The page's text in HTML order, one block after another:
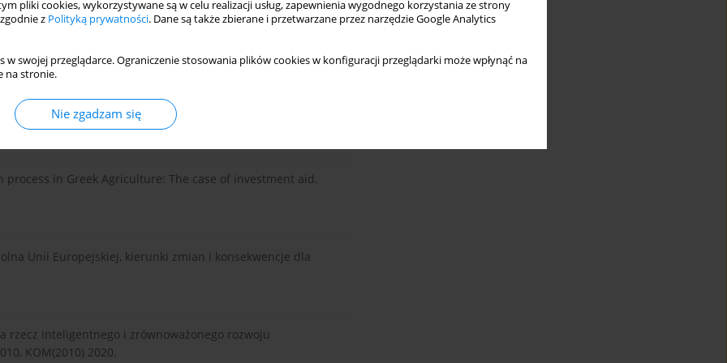
pliki cookies, wykorzystywane są w celu realizacji usług, zapewnienia wygodnego korzystania ze strony
z Polityką prywatności. Dane są także zbierane i przetwarzane przez narzędzie Google Analytics
w swojej przeglądarce. Ograniczenie stosowania plików cookies w konfiguracji przeglądarki może wpłynąć na
na stronie.
Nie zgadzam się
A., Wasilewska, A., Wasilewski, A. (2008). Rola instytucji w
gospodarstw rolniczych w opinii zarządzających.
Rynki Finansowe, Ubezpieczenia, 2(74), 83-91.
process in Greek Agriculture: The case of investment aid.
Unii Europejskiej, kierunki zmian i konsekwencje dla
rzecz inteligentnego i zrównoważonego rozwoju
KOM(2010) 2020.